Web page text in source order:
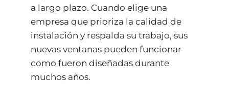
a largo plazo. Cuando elige una
empresa que prioriza la calidad de
instalación y respalda su trabajo, sus
nuevas ventanas pueden funcionar
como fueron diseñadas durante
muchos años.